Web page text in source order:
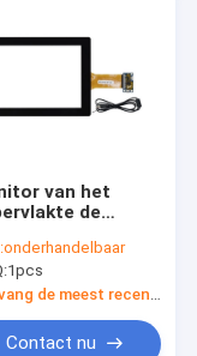
van het
de
screen met
Interface 10,4
Antiglans
onderhandelbaar
1pcs
Contact nu